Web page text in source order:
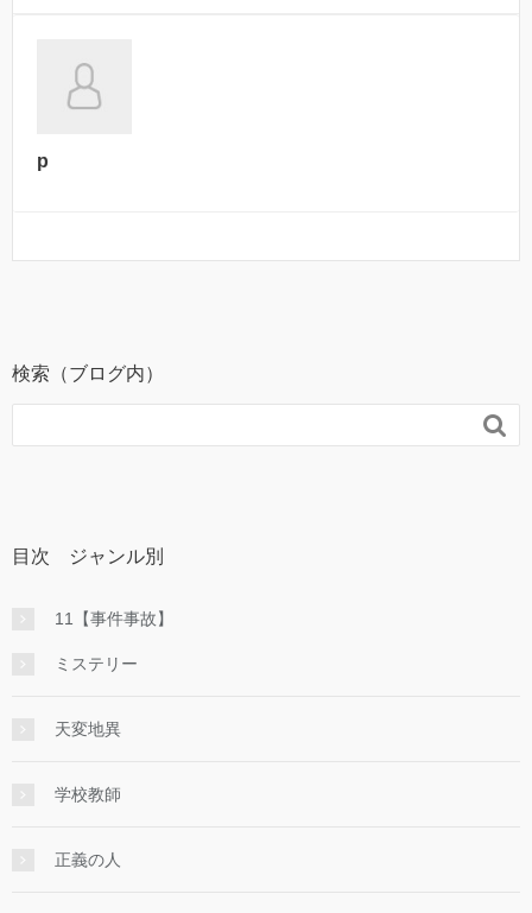
p
検索（ブログ内）

目次 ジャンル別
11【事件事故】
ミステリー
天変地異
学校教師
正義の人